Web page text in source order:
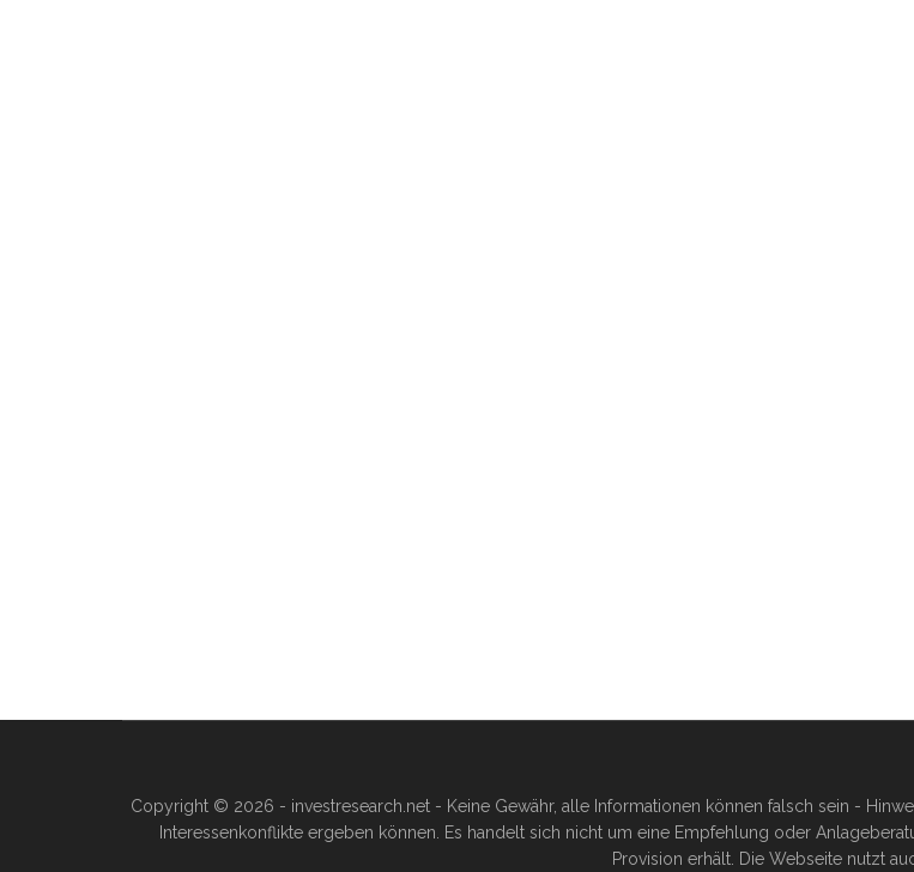
Copyright © 2026 - investresearch.net - Keine Gewähr, alle Informationen können falsch sein -
Interessenkonflikte ergeben können. Es handelt sich nicht um eine Empfehlung oder
Provision erhält. Die Webseite nutzt